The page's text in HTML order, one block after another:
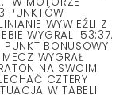
PUNKTÓW
WYWIEŹLI Z
WYGRALI 53:37.
BONUSOWY
WYGRAŁ
NA SWOIM
CZTERY
W TABELI